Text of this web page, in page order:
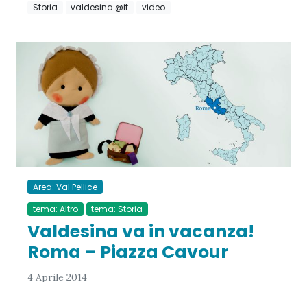
Storia
valdesina @it video
Area: Val Pellice
tema: Altro
tema: Storia
Valdesina va in vacanza!
Roma – Piazza Cavour
4 Aprile 2014